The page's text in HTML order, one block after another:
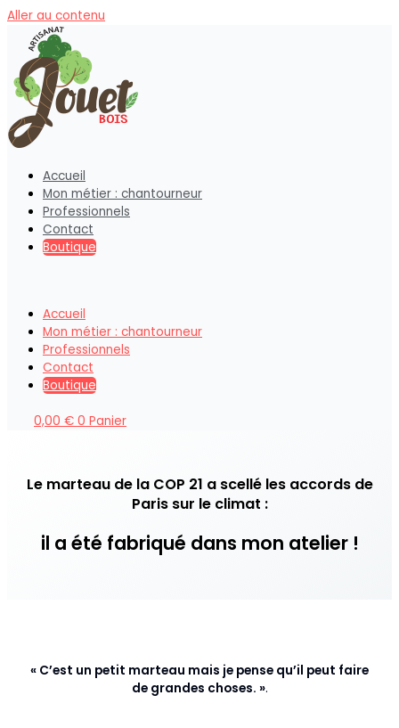
Aller au contenu
Accueil
Mon métier : chantourneur
Professionnels
Contact
Boutique
Accueil
Mon métier : chantourneur
Professionnels
Contact
Boutique
0,00 € 0 Panier
Le marteau de la COP 21 a scellé les accords de
Paris sur le climat :
il a été fabriqué dans mon atelier !
« C’est un petit marteau mais je pense qu’il peut faire
de grandes choses. ».